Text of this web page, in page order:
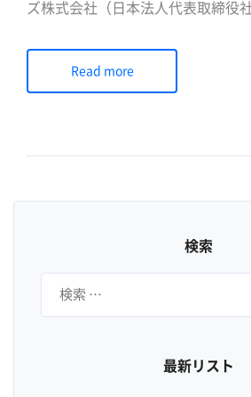
ズ株式会社（日本法人代表取締役
リティ、韓国本社、ヒューストン/
日、クラウド型WAF「クラウドブ
（Cloudbric、サービスサイト：
Read more
検索
最新リスト